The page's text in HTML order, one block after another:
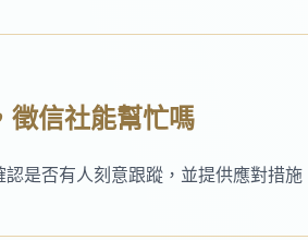
徵信社能幫忙嗎
是否有人刻意跟蹤，並提供應對措